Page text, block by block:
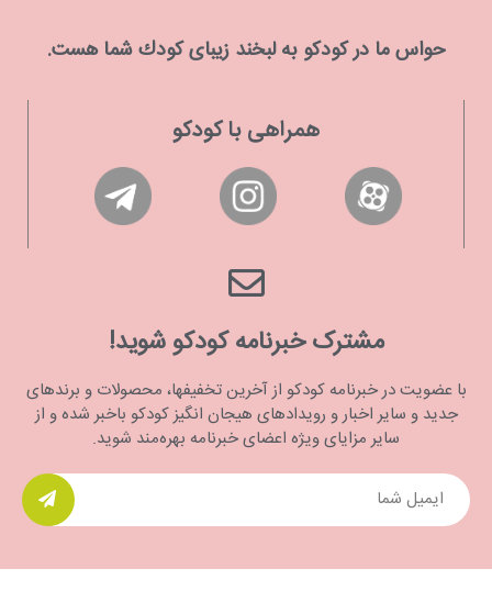
حواس ما در كودكو به لبخند زیبای كودك شما هست.
همراهی با کودکو
مشترک خبرنامه کودکو شوید!
با عضویت در خبرنامه کودکو از آخرین تخفیفها، محصولات و برندهای
جدید و سایر اخبار و رویدادهای هیجان انگیز کودکو باخبر شده و از
سایر مزایای ویژه اعضای خبرنامه بهره‌مند شوید.